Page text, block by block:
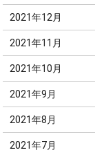
2021年12月
2021年11月
2021年10月
2021年9月
2021年8月
2021年7月